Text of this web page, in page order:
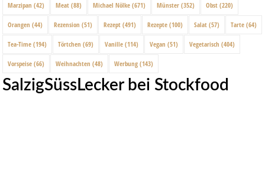
Marzipan (42) Meat (88) Michael Nölke (671) Münster (352) Obst (220)
Orangen (44) Rezension (51) Rezept (491) Rezepte (100) Salat (57) Tarte (64)
Tea-Time (194) Törtchen (69) Vanille (114) Vegan (51) Vegetarisch (404)
Vorspeise (66) Weihnachten (48) Werbung (143)
SalzigSüssLecker bei Stockfood